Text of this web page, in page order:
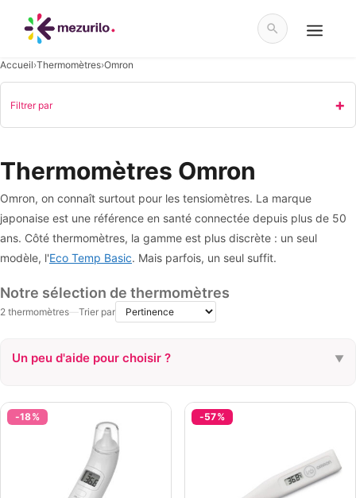
contenu
Accueil›Thermomètres›Omron
Filtrer par
Thermomètres Omron
Omron, on connaît surtout pour les tensiomètres. La marque
japonaise est une référence en santé connectée depuis plus de 50
ans. Côté thermomètres, la gamme est plus discrète : un seul
modèle, l'Eco Temp Basic. Mais parfois, un seul suffit.
Notre sélection de thermomètres
2 thermomètres—Trier par
Un peu d'aide pour choisir ? ▼
Auriculaire Classique
-18% -57%